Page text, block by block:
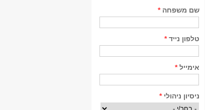
שם משפחה*
טלפון נייד*
אימייל*
ניסיון ניהולי*